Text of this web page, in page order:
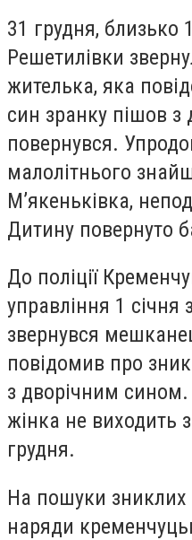
31 грудня, близько
Решетилівки
жителька, яка
син зранку пішов з
повернувся.
малолітнього
М’якеньківка,
Дитину повернуто
До поліції
управління 1
звернувся
повідомив про
з дворічним
жінка не виходить
грудня.
На пошуки зниклих
наряди